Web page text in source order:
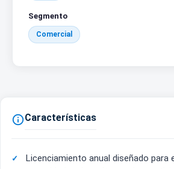
Segmento
Comercial
Características
Licenciamiento anual diseñado para